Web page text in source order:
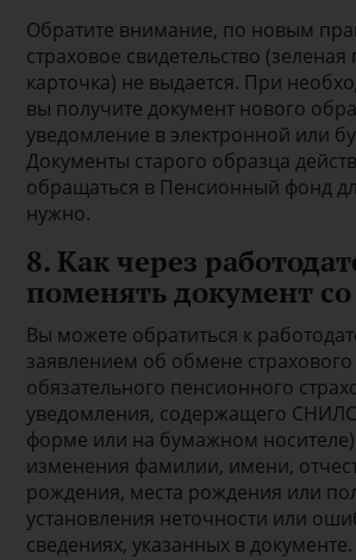
Обратите внимание, по новым
страховое свидетельство (зеленая
карточка) не выдается. При
вы получите документ нового
уведомление в электронной или
Документы старого образца
обращаться в Пенсионный фонд
нужно.
8. Как через
поменять документ
Вы можете обратиться к
заявлением об обмене страхового
обязательного пенсионного
уведомления, содержащего
форме или на бумажном носителе)
изменения фамилии, имени,
рождения, места рождения или
установления неточности или
сведениях, указанных в документе.